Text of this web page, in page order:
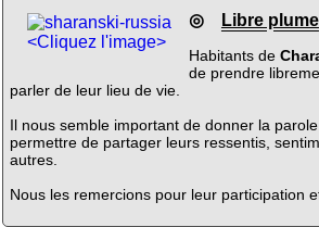
<Cliquez l'image>
◎ Libre plume
Habitants de
de prendre
parler de leur lieu de vie.
Il nous semble important de donner la
permettre de partager leurs ressentis,
autres.
Nous les remercions pour leur participation